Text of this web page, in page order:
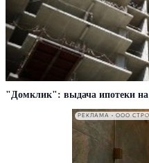
"Домклик": выдача ипотеки